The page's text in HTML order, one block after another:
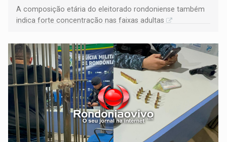
A composição etária do eleitorado rondoniense também
indica forte concentração nas faixas adultas